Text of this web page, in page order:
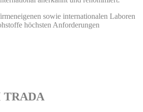
sowie internationalen Laboren
höchsten Anforderungen